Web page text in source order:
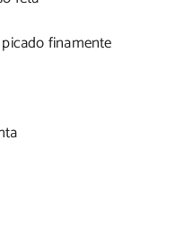
finamente